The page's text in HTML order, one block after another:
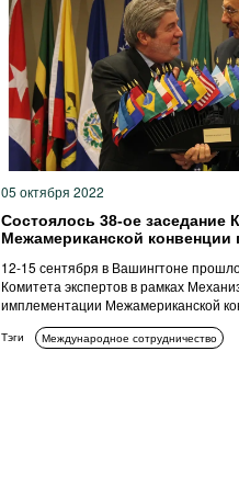
05 октября 2022
Состоялось 38-ое заседание
Межамериканской конвенции
12-15 сентября в Вашингтоне
Комитета экспертов в рамках
имплементации Межамериканской
Тэги Международное сотрудничество